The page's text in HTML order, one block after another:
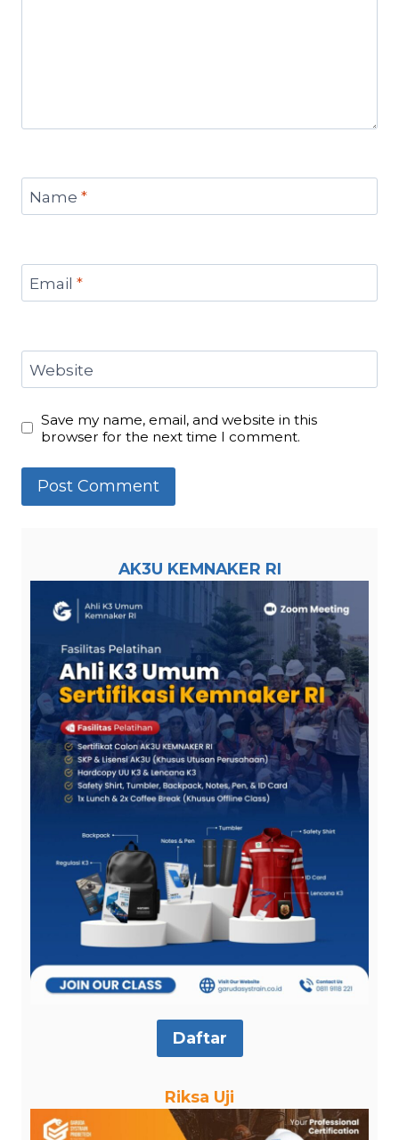
Name *
Email *
Website
Save my name, email, and website in this
browser for the next time I comment.
AK3U KEMNAKER RI
Daftar
Riksa Uji